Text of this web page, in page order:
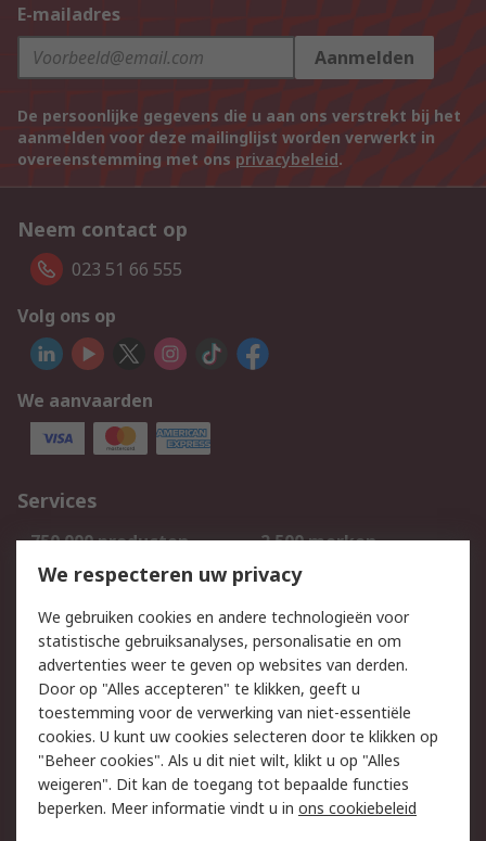
E-mailadres
Aanmelden
De persoonlijke gegevens die u aan ons verstrekt bij het
aanmelden voor deze mailinglijst worden verwerkt in
overeenstemming met ons privacybeleid.
Neem contact op
023 51 66 555
Volg ons op
We aanvaarden
Services
750.000 producten
2.500 merken
Bestellen
Inkoopoplossingen
Track & Trace
Wettelijk
Cookiebeleid
Email veiligheid
Privacybeleid
Websitevoorwaarden
Algemene
verkoopvoorwaarden
We respecteren uw privacy
We gebruiken cookies en andere technologieën voor
statistische gebruiksanalyses, personalisatie en om
advertenties weer te geven op websites van derden.
Door op "Alles accepteren" te klikken, geeft u
toestemming voor de verwerking van niet-essentiële
cookies. U kunt uw cookies selecteren door te klikken op
"Beheer cookies". Als u dit niet wilt, klikt u op "Alles
weigeren". Dit kan de toegang tot bepaalde functies
beperken. Meer informatie vindt u in ons cookiebeleid